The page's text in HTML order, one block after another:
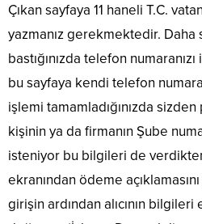
Çıkan sayfaya 11 haneli T.C.
yazmanız gerekmektedir. Daha
bastığınızda telefon
bu sayfaya kendi telefon
işlemi tamamladığınızda
kişinin ya da firmanın Şube
isteniyor bu bilgileri de
ekranından ödeme
girişin ardından alıcının